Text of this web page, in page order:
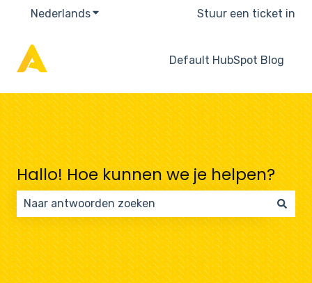
NederlandsSubmenu tonen voor vertalingen
Stuur een ticket in
Default HubSpot Blog
Hallo! Hoe kunnen we je helpen?
Er zijn geen suggesties want het zoekveld is leeg.